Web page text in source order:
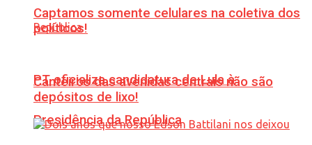
PT oficializa candidatura de Lula à
Presidência da República
Captamos somente celulares na coletiva dos
políticos!
Canteiros das avenidas centrais não são
depósitos de lixo!